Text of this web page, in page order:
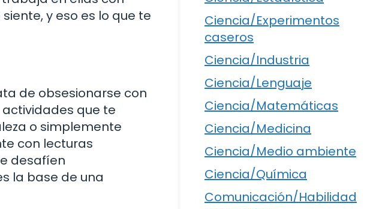
y eso es lo que te
de obsesionarse con
que te
o simplemente
con lecturas
desafíen
la base de una
Ciencia/Experimentos
caseros
Ciencia/Industria
Ciencia/Lenguaje
Ciencia/Matemáticas
Ciencia/Medicina
Ciencia/Medio ambiente
Ciencia/Química
Comunicación/Habilidad